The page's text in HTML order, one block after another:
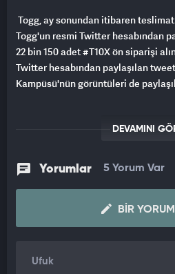
Togg, ay sonundan itibaren
Togg'un resmi Twitter hesabından
22 bin 150 adet #T10X ön siparişi
Twitter hesabından paylaşılan
Kampüsü'nün görüntüleri de
DEVAMINI
Yorumlar 5 Yorum Var
BIR
Ufuk